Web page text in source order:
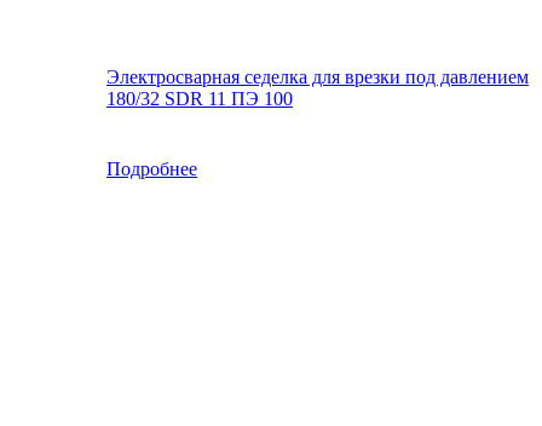
Электросварная седелка для врезки под давлением
180/32 SDR 11 ПЭ 100
Подробнее